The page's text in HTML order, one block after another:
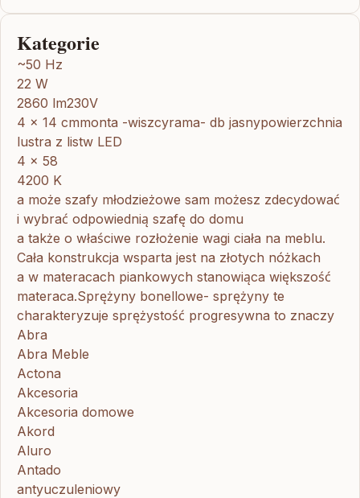
Kategorie
~50 Hz
22 W
2860 lm230V
4 x 14 cmmonta -wiszcyrama- db jasnypowierzchnia
lustra z listw LED
4 x 58
4200 K
a może szafy młodzieżowe sam możesz zdecydować
i wybrać odpowiednią szafę do domu
a także o właściwe rozłożenie wagi ciała na meblu.
Cała konstrukcja wsparta jest na złotych nóżkach
a w materacach piankowych stanowiąca większość
materaca.Sprężyny bonellowe- sprężyny te
charakteryzuje sprężystość progresywna to znaczy
Abra
Abra Meble
Actona
Akcesoria
Akcesoria domowe
Akord
Aluro
Antado
antyuczuleniowy